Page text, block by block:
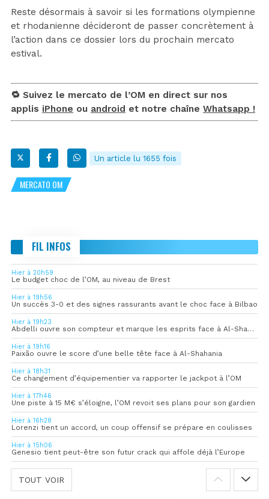
Reste désormais à savoir si les formations olympienne
et rhodanienne décideront de passer concrètement à
l’action dans ce dossier lors du prochain mercato
estival.
🔁 Suivez le mercato de l’OM en direct sur nos
applis iPhone ou android et notre chaîne Whatsapp !
Un article lu 1655 fois
MERCATO OM
FIL INFOS
Hier à 20h59
Le budget choc de l’OM, au niveau de Brest
Hier à 19h56
Un succès 3-0 et des signes rassurants avant le choc face à Bilbao
Hier à 19h23
Abdelli ouvre son compteur et marque les esprits face à Al-Shahania
Hier à 19h16
Paixão ouvre le score d’une belle tête face à Al-Shahania
Hier à 18h31
Ce changement d’équipementier va rapporter le jackpot à l’OM
Hier à 17h46
Une piste à 15 M€ s’éloigne, l’OM revoit ses plans pour son gardien
Hier à 16h28
Lorenzi tient un accord, un coup offensif se prépare en coulisses
Hier à 15h06
Genesio tient peut-être son futur crack qui affole déjà l’Europe
TOUT VOIR